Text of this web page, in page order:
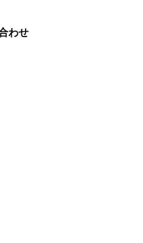
わせ